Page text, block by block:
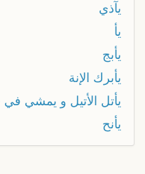
يآذي
يأ
يأبج
يأبرك الإنة
يأتل الأتيل و يمشي في
يأنح